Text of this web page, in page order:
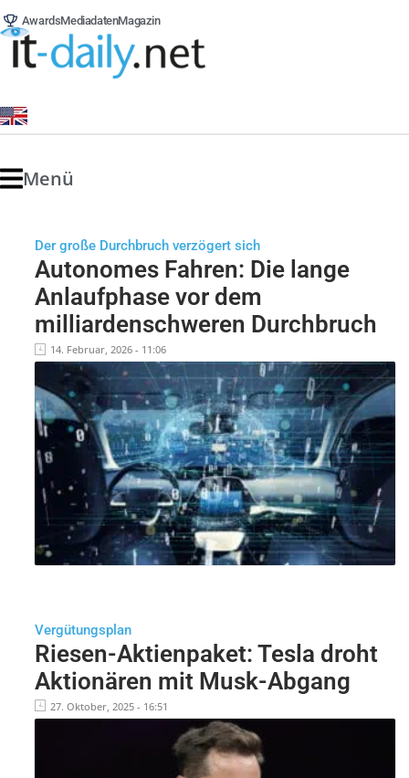
AwardsMediadatenMagazin
Menü
Der große Durchbruch verzögert sich
Autonomes Fahren: Die lange
Anlaufphase vor dem
milliardenschweren Durchbruch
14. Februar, 2026 - 11:06
Vergütungsplan
Riesen-Aktienpaket: Tesla droht
Aktionären mit Musk-Abgang
27. Oktober, 2025 - 16:51